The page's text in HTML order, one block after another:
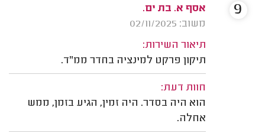
אסף א. בת ים.
משוב: 02/11/2025
תיאור השירות:
תיקון פרקט למינציה בחדר ממ"ד.
חוות דעת:
הוא היה בסדר. היה זמין, הגיע בזמן, ממש
אחלה.
9